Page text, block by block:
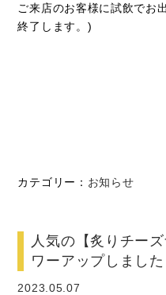
ご来店のお客様に試飲で
終了します。)
カテゴリー： お知らせ
人気の【炙りチー
ワーアップしました
2023.05.07